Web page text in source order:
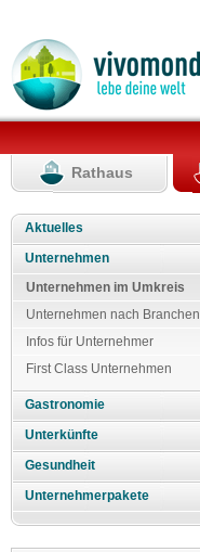
Rathaus
Aktuelles
Unternehmen
Unternehmen im Umkreis
Unternehmen nach Branchen
Infos für Unternehmer
First Class Unternehmen
Gastronomie
Unterkünfte
Gesundheit
Unternehmerpakete